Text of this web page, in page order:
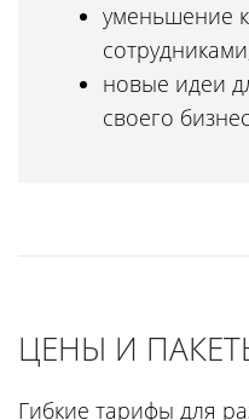
уменьшение
новые идеи
своего
ЦЕНЫ И
Гибкие тарифы для